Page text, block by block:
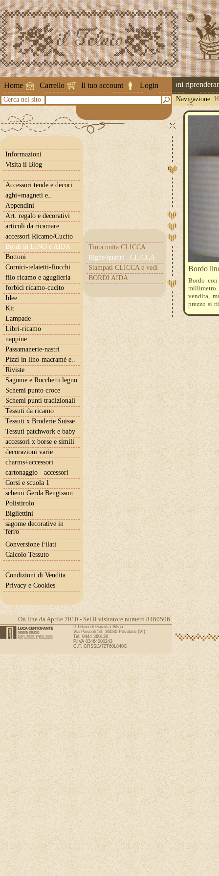
Home Carrello Il tuo account Login
Attenzione ! Le spedizioni
Cerca nel sito Navigazione:
cm.12
Informazioni
Visita il Blog
Accessori tende e decori
aghi+magneti e..
Appendini
Art. regalo e decorativi
articoli da ricamare
accessori Ricamo/Cucito
Bordi in LINO e AIDA
Tinta unita CLICCA
Righe/quadri ..CLICCA
Stampati CLICCA e vedi
BORDI AIDA
Bottoni
Cornici-telaietti-fiocchi
filo ricamo e aguglieria
forbici ricamo-cucito
Idee
Kit
Lampade
Libri-ricamo
nappine
Passamanerie-nastri
Pizzi in lino-macramè e..
Riviste
Sagome e Rocchetti legno
Schemi punto croce
Schemi punti tradizionali
Tessuti da ricamo
Tessuti x Broderie Suisse
Tessuti patchwork e baby
accessori x borse e simili
decorazioni varie
charms+accessori
cartonaggio - accessori
Corsi e scuola 1
schemi Gerda Bengtsson
Polistirolo
Bigliettini
sagome decorative in
ferro
Conversione Filati
Calcolo Tessuto
Condizioni di Vendita
Privacy e Cookies
Bordo
Bordo
vendita,
prezzo si
On line da Aprile 2010 - Sei il visitatore numero 8460506
Il Telaio di Gaiarsa Silvia
Via Pascoli 53, 36030 Povolaro (VI)
Tel: 0444 360136
P.IVA 03464000243
C.F. GRSSLV72T60L840G